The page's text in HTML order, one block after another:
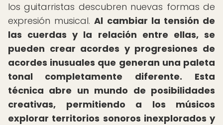
los guitarristas descubren nuevas formas de
expresión musical.Al cambiar la tensión de
las cuerdas y la relación entre ellas, se
pueden crear acordes y progresiones de
acordes inusuales que generan una paleta
tonal completamente diferente.
Esta
técnica abre un mundo de posibilidades
creativas, permitiendo a los músicos
explorar territorios sonoros inexplorados y